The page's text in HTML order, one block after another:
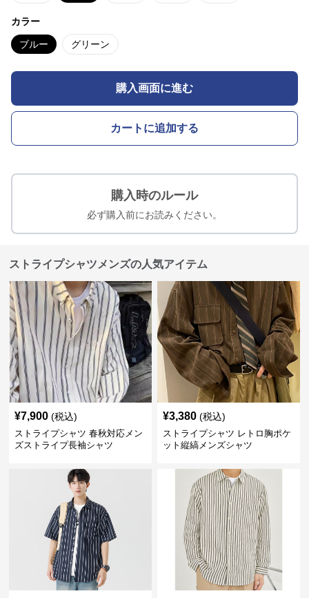
カラー
ブルー グリーン
購入画面に進む
カートに追加する
購入時のルール
必ず購入前にお読みください。
ストライプシャツメンズの人気アイテム
¥7,900 (税込)
ストライプシャツ 春秋対応メン
ズストライプ長袖シャツ
¥3,380 (税込)
ストライプシャツ レトロ胸ポケ
ット縦縞メンズシャツ